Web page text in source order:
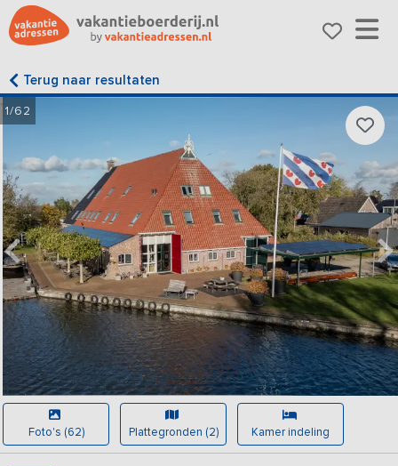
Terug naar resultaten
1/62
Foto's (62) Plattegronden (2) Kamer indeling